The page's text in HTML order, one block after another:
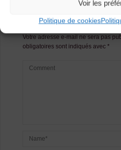
Voir les
Politique de cookies
Votre adresse e-mail ne sera pas
obligatoires sont indiqués avec *